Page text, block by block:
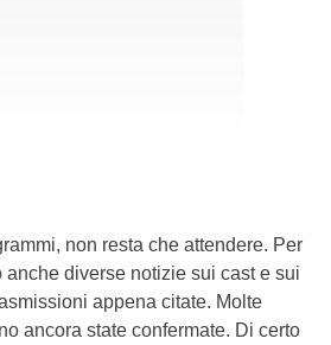
non resta che attendere. Per
anche diverse notizie sui cast e sui
appena citate. Molte
ancora state confermate. Di certo